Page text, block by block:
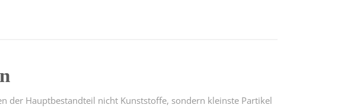
der Hauptbestandteil nicht Kunststoffe, sondern kleinste Partikel